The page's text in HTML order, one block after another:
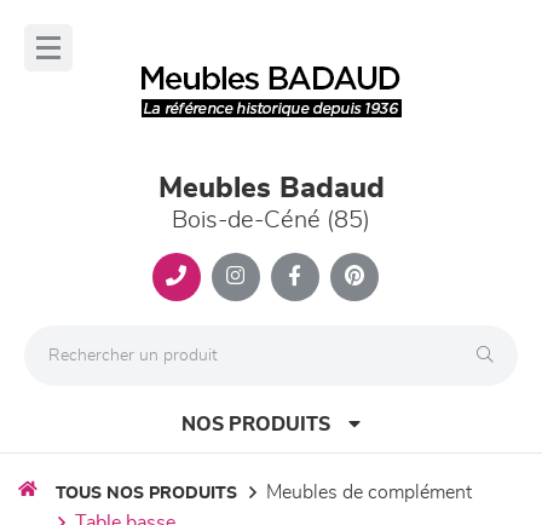
Meubles Badaud
Bois-de-Céné (85)
NOS PRODUITS
TOUS NOS PRODUITS
meubles de complément